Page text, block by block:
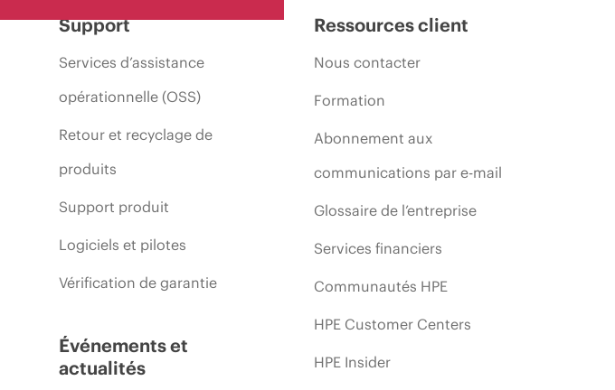
Support
Services d’assistance
opérationnelle (OSS)
Retour et recyclage de
produits
Support produit
Logiciels et pilotes
Vérification de garantie
Événements et
actualités
Ressources client
Nous contacter
Formation
Abonnement aux
communications par e-mail
Glossaire de l’entreprise
Services financiers
Communautés HPE
HPE Customer Centers
HPE Insider